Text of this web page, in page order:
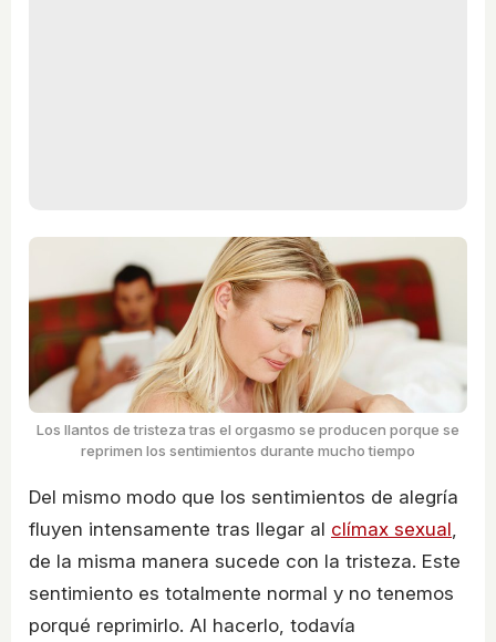
Los llantos de tristeza tras el orgasmo se producen porque se
reprimen los sentimientos durante mucho tiempo
Del mismo modo que los sentimientos de alegría
fluyen intensamente tras llegar al clímax sexual
de la misma manera sucede con la tristeza. Este
sentimiento es totalmente normal y no tenemos
porqué reprimirlo. Al hacerlo, todavía